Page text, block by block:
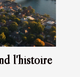
l'histoire